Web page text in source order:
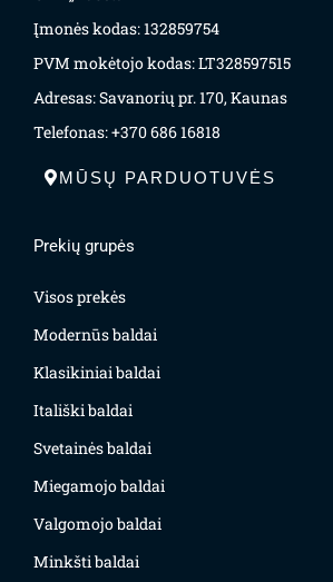
Įmonės kodas: 132859754
PVM mokėtojo kodas: LT328597515
Adresas: Savanorių pr. 170, Kaunas
Telefonas: +370 686 16818
MŪSŲ PARDUOTUVĖS
Prekių grupės
Visos prekės
Modernūs baldai
Klasikiniai baldai
Itališki baldai
Svetainės baldai
Miegamojo baldai
Valgomojo baldai
Minkšti baldai